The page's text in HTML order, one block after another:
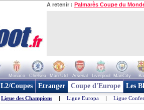
A retenir : Palmarès Coupe du
Monaco Chelsea Man Utd Arsenal Liverpool ManCity
L2/Coupes Etranger Coupe d'Europe Les
Ligue des Champions | Ligue Europa | Ligue